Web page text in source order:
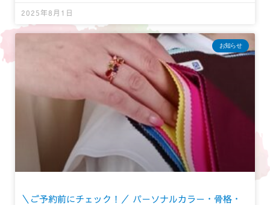
2025年8月1日
お知らせ
＼ご予約前にチェック！／ パーソナルカラー・骨格・